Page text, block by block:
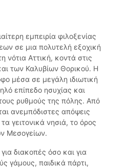
εμπειρία φιλοξενίας
σε μια πολυτελή εξοχική
νότια Αττική, κοντά στις
των Καλυβίων Θορικού. Η
μέσα σε μεγάλη ιδιωτική
επίπεδο ησυχίας και
ρυθμούς της πόλης. Από
ανεμπόδιστες απόψεις
γειτονικά νησιά, το όρος
Μεσογείων.
διακοπές όσο και για
γάμους, παιδικά πάρτι,